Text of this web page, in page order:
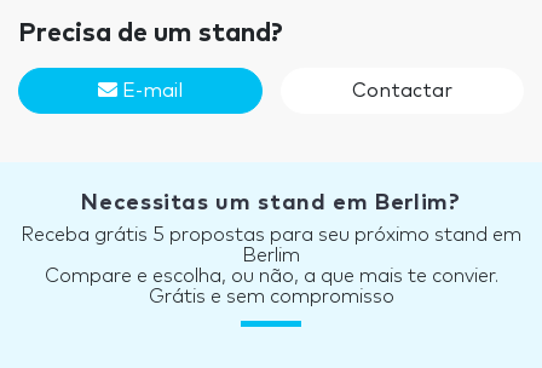
Precisa de um stand?
E-mail Contactar
Necessitas um stand em Berlim?
Receba grátis 5 propostas para seu próximo stand em
Berlim
Compare e escolha, ou não, a que mais te convier.
Grátis e sem compromisso